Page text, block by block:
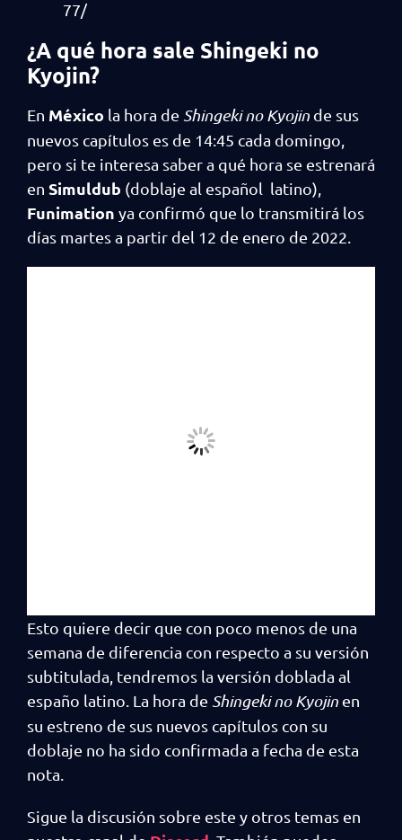
77/
¿A qué hora sale Shingeki no
Kyojin?
En México la hora de Shingeki no Kyojin de sus
nuevos capítulos es de 14:45 cada domingo,
pero si te interesa saber a qué hora se estrenará
en Simuldub (doblaje al español latino),
Funimation ya confirmó que lo transmitirá los
días martes a partir del 12 de enero de 2022.
Esto quiere decir que con poco menos de una
semana de diferencia con respecto a su versión
subtitulada, tendremos la versión doblada al
españo latino. La hora de Shingeki no Kyojin en
su estreno de sus nuevos capítulos con su
doblaje no ha sido confirmada a fecha de esta
nota.
Sigue la discusión sobre este y otros temas en